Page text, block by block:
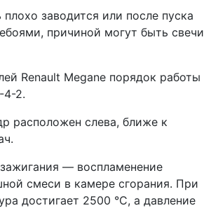
плохо заводится или после пуска
причиной могут быть свечи
Renault Megane порядок работы
4-2.
расположен слева, ближе к
— воспламенение
смеси в камере сгорания. При
достигает 2500 °C, а давление